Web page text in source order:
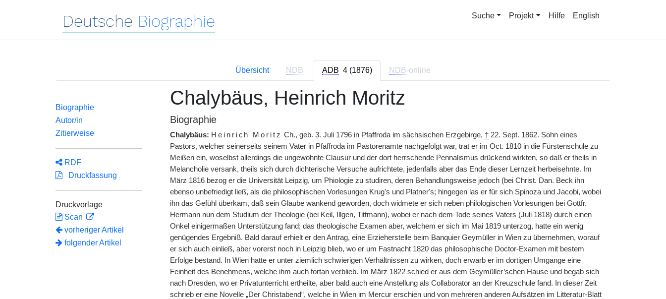
Deutsche Biographie Suche Projekt Hilfe English
Übersicht NDB ADB 4 (1876) NDB-online
Biographie
Autor/in
Zitierweise
RDF
Druckfassung
Druckvorlage
Scan
vorheriger Artikel
folgender Artikel
Chalybäus, Heinrich Moritz
Biographie
Chalybäus: Heinrich Moritz Ch., geb. 3. Juli 1796 in Pfaffroda im sächsischen Erzgebirge, † 22. Sept. 1862. Sohn eines
Pastors, welcher seinerseits seinem Vater in Pfaffroda im Pastorenamte nachgefolgt war, trat er im Oct. 1810 in die Fürstenschule zu
Meißen ein, woselbst allerdings die ungewohnte Clausur und der dort herrschende Pennalismus drückend wirkten, so daß er theils in
Melancholie versank, theils sich durch dichterische Versuche aufrichtete, jedenfalls aber das Ende dieser Lernzeit herbeisehnte. Im
März 1816 bezog er die Universität Leipzig, um Phiologie zu studiren, deren Behandlungsweise jedoch (bei Christ. Dan. Beck ihn
ebenso unbefriedigt ließ, als die philosophischen Vorlesungen Krug's und Platner's; hingegen las er für sich Spinoza und Jacobi, wobei
ihn das Gefühl überkam, daß sein Glaube wankend geworden, doch widmete er sich neben philologischen Vorlesungen bei Gottfr.
Hermann nun dem Studium der Theologie (bei Keil, Illgen, Tittmann), wobei er nach dem Tode seines Vaters (Juli| 1818) durch einen
Onkel einigermaßen Unterstützung fand; das theologische Examen aber, welchem er sich im Mai 1819 unterzog, hatte ein wenig
genügendes Ergebniß. Bald darauf erhielt er den Antrag, eine Erzieherstelle beim Banquier Geymüller in Wien zu übernehmen, worauf
er sich auch einließ, aber vorerst noch in Leipzig blieb, wo er um Fastnacht 1820 das philosophische Doctor-Examen mit bestem
Erfolge bestand. In Wien hatte er unter ziemlich schwierigen Verhältnissen zu wirken, doch erwarb er im dortigen Umgange eine
Feinheit des Benehmens, welche ihm auch fortan verblieb. Im März 1822 schied er aus dem Geymüller’schen Hause und begab sich
nach Dresden, wo er Privatunterricht ertheilte, aber bald auch eine Anstellung als Collaborator an der Kreuzschule fand. In dieser Zeit
schrieb er eine Novelle „Der Christabend“, welche in Wien im Mercur erschien und von mehreren anderen Aufsätzen im Litteratur-Blatt